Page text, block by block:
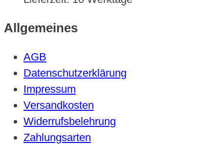
Allgemeines
AGB
Datenschutzerklärung
Impressum
Versandkosten
Widerrufsbelehrung
Zahlungsarten